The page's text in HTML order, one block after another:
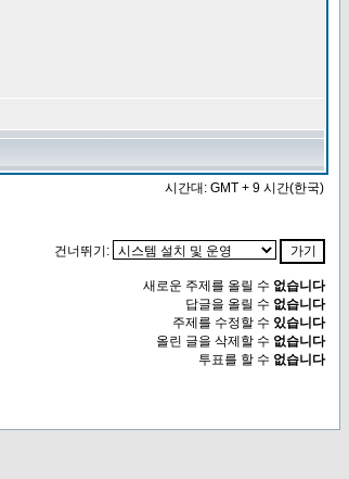
시간대: GMT + 9 시간(한국)
건너뛰기:
새로운 주제를 올릴 수 없습니다
답글을 올릴 수 없습니다
주제를 수정할 수 있습니다
올린 글을 삭제할 수 없습니다
투표를 할 수 없습니다